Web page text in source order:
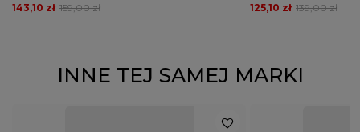
159,00 zł
143,10 zł
139,00 zł
125,10 zł
INNE TEJ SAMEJ MARKI